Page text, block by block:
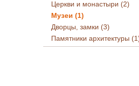
Церкви и монастыри (2)
Музеи (1)
Дворцы, замки (3)
Памятники архитектуры